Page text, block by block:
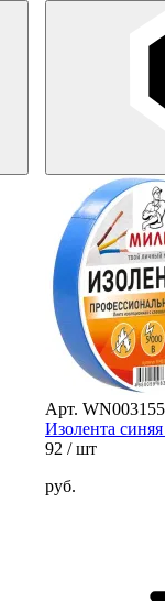
Арт.
Изолента
92 / шт
руб.